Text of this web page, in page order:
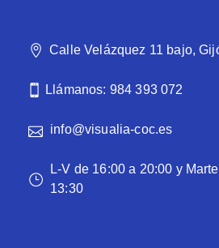
Calle Velázquez 11 bajo,
Llámanos: 984 393 072
info@visualia-coc.es
L-V de 16:00 a 20:00 y
13:30